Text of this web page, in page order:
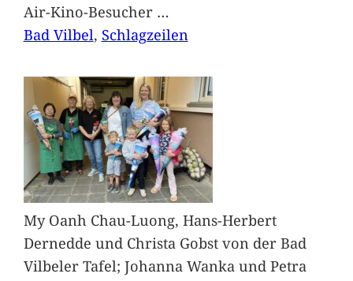
Air-Kino-Besucher …
Bad Vilbel, Schlagzeilen
My Oanh Chau-Luong, Hans-Herbert
Dernedde und Christa Gobst von der Bad
Vilbeler Tafel; Johanna Wanka und Petra